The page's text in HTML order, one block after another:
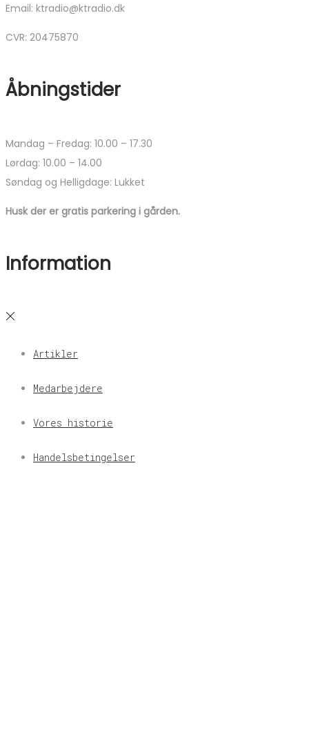
Email: ktradio@ktradio.dk
CVR: 20475870
Åbningstider
Mandag – Fredag: 10.00 – 17.30
Lørdag: 10.00 – 14.00
Søndag og Helligdage: Lukket
Husk der er gratis parkering i gården.
Information
Artikler
Medarbejdere
Vores historie
Handelsbetingelser